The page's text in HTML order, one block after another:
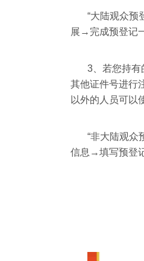
“大陆观众
展→完成预登记
3
若您持有
其他证件号进行
以外的人员可以
“非大陆观众
信息→填写预登